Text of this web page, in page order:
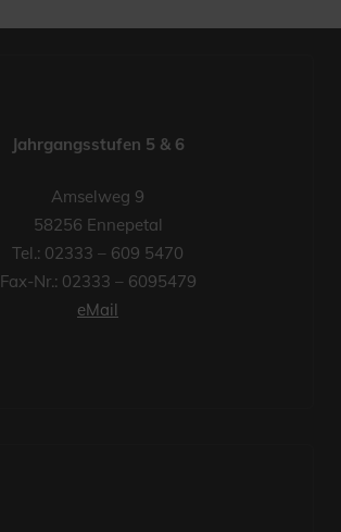
Jahrgangsstufen 5 & 6
Amselweg 9
58256 Ennepetal
Tel.: 02333 – 609 5470
Fax-Nr.: 02333 – 6095479
eMail